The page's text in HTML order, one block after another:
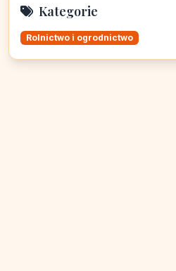
Kategorie
Rolnictwo i ogrodnictwo